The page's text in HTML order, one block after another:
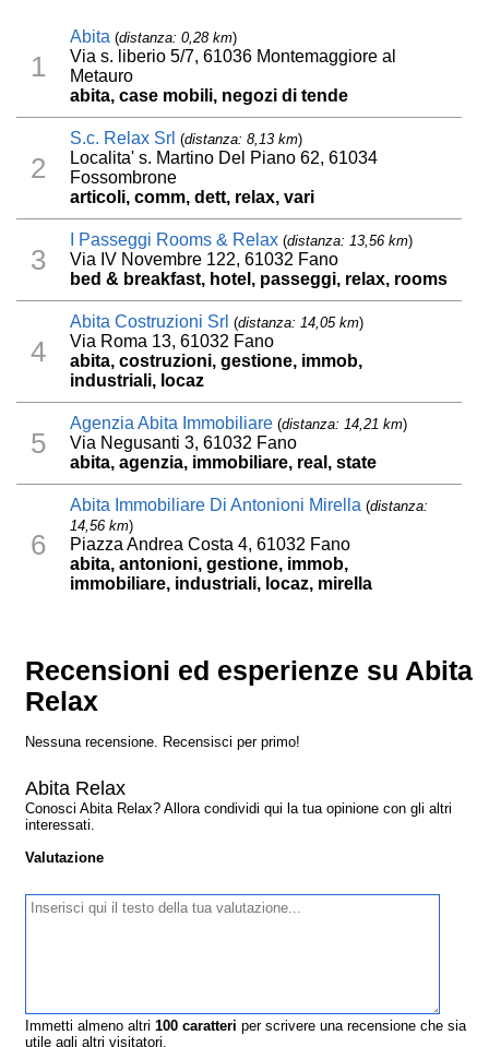
1
Abita (distanza: 0,28 km)
Via s. liberio 5/7, 61036 Montemaggiore al
Metauro
abita, case mobili, negozi di tende
2
S.c. Relax Srl (distanza: 8,13 km)
Localita' s. Martino Del Piano 62, 61034
Fossombrone
articoli, comm, dett, relax, vari
3
I Passeggi Rooms & Relax (distanza: 13,56 km)
Via IV Novembre 122, 61032 Fano
bed & breakfast, hotel, passeggi, relax, rooms
4
Abita Costruzioni Srl (distanza: 14,05 km)
Via Roma 13, 61032 Fano
abita, costruzioni, gestione, immob,
industriali, locaz
5
Agenzia Abita Immobiliare (distanza: 14,21 km)
Via Negusanti 3, 61032 Fano
abita, agenzia, immobiliare, real, state
6
Abita Immobiliare Di Antonioni Mirella (distanza:
14,56 km)
Piazza Andrea Costa 4, 61032 Fano
abita, antonioni, gestione, immob,
immobiliare, industriali, locaz, mirella
Recensioni ed esperienze su Abita
Relax
Nessuna recensione. Recensisci per primo!
Abita Relax
Conosci Abita Relax? Allora condividi qui la tua opinione con gli altri
interessati.
Valutazione
Immetti almeno altri100 caratteri per scrivere una recensione che sia
utile agli altri visitatori.